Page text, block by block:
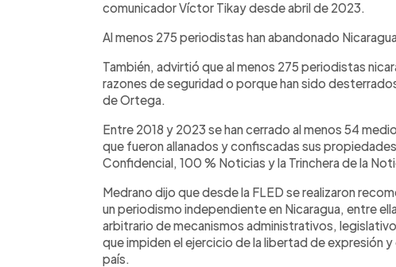
comunicador Víctor Tikay desde abril de 2023.
Al menos 275 periodistas han abandonado
También, advirtió que al menos 275 periodistas
razones de seguridad o porque han sido
de Ortega.
Entre 2018 y 2023 se han cerrado al menos 54
que fueron allanados y confiscadas sus
Confidencial, 100 % Noticias y la Trinchera de la
Medrano dijo que desde la FLED se realizaron
un periodismo independiente en Nicaragua, entre
arbitrario de mecanismos administrativos,
que impiden el ejercicio de la libertad de expresión
país.